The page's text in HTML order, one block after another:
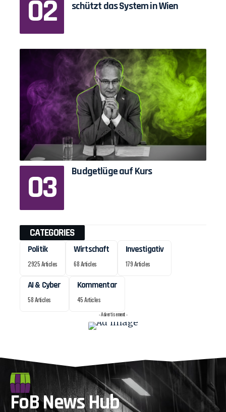
schützt das System in Wien
Budgetlüge auf Kurs
CATEGORIES
Politik
2925 Articles
Wirtschaft
68 Articles
Investigativ
179 Articles
AI & Cyber
58 Articles
Kommentar
45 Articles
- Advertisement -
FoB News Hub